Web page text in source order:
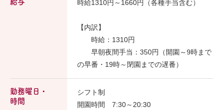
給与 時給1310円～1660円（各種手当含む）
【内訳】
時給：1310円
早朝夜間手当：350円（開園～9時まで
の早番・19時～閉園までの遅番）
勤務曜日・
時間
シフト制
開園時間 7:30～20:30